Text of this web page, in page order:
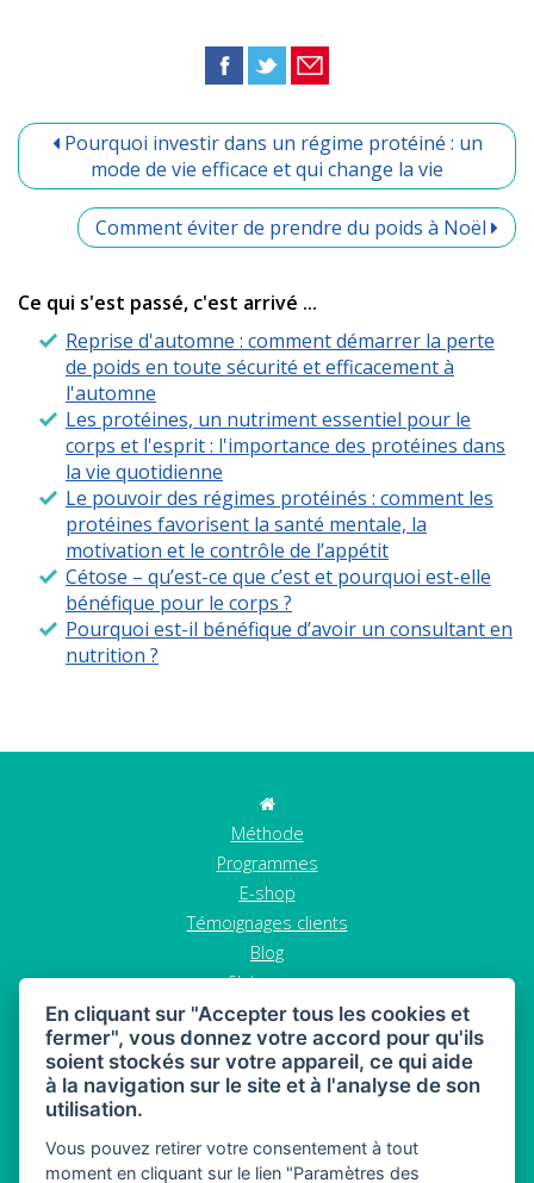
Pourquoi investir dans un régime protéiné : un
mode de vie efficace et qui change la vie
Comment éviter de prendre du poids à Noël
Ce qui s'est passé, c'est arrivé ...
Reprise d'automne : comment démarrer la perte
de poids en toute sécurité et efficacement à
l'automne
Les protéines, un nutriment essentiel pour le
corps et l'esprit : l'importance des protéines dans
la vie quotidienne
Le pouvoir des régimes protéinés : comment les
protéines favorisent la santé mentale, la
motivation et le contrôle de l’appétit
Cétose – qu’est-ce que c’est et pourquoi est-elle
bénéfique pour le corps ?
Pourquoi est-il bénéfique d’avoir un consultant en
nutrition ?
Méthode
Programmes
E-shop
Témoignages clients
Blog
S'abonner
Contact
GDPR
Termes et conditions
Annuler la commande
En cliquant sur "Accepter tous les cookies et
fermer", vous donnez votre accord pour qu'ils
soient stockés sur votre appareil, ce qui aide
à la navigation sur le site et à l'analyse de son
utilisation.
Vous pouvez retirer votre consentement à tout
moment en cliquant sur le lien "Paramètres des